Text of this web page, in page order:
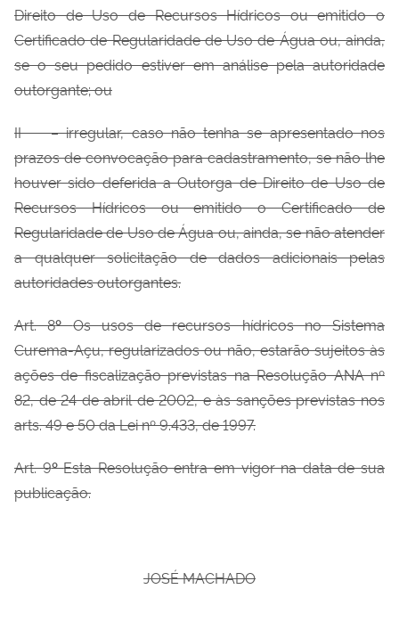
Direito de Uso de Recursos Hídricos ou emitido o
Certificado de Regularidade de Uso de Água ou, ainda,
se o seu pedido estiver em análise pela autoridade
outorgante; ou
II– irregular, caso não tenha se apresentado nos
prazos de convocação para cadastramento, se não lhe
houver sido deferida a Outorga de Direito de Uso de
Recursos Hídricos ou emitido o Certificado de
Regularidade de Uso de Água ou, ainda, se não atender
a qualquer solicitação de dados adicionais pelas
autoridades outorgantes.
Art. 8ºOs usos de recursos hídricos no Sistema
Curema-Açu, regularizados ou não, estarão sujeitos às
ações de fiscalização previstas na Resolução ANA nº
82, de 24 de abril de 2002, e às sanções previstas nos
arts. 49 e 50 da Lei nº 9.433, de 1997.
Art. 9ºEsta Resolução entra em vigor na data de sua
publicação.
JOSÉ MACHADO